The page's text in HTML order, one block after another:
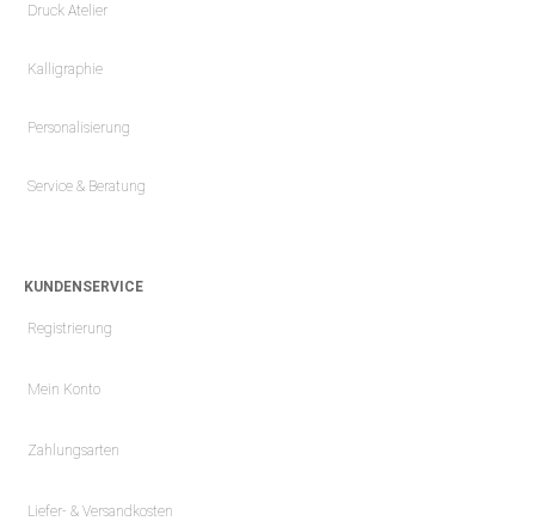
Druck Atelier
Kalligraphie
Personalisierung
Service & Beratung
KUNDENSERVICE
Registrierung
Mein Konto
Zahlungsarten
Liefer- & Versandkosten